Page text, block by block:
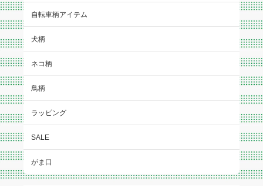
自転車柄アイテム
犬柄
ネコ柄
鳥柄
ラッピング
SALE
がま口